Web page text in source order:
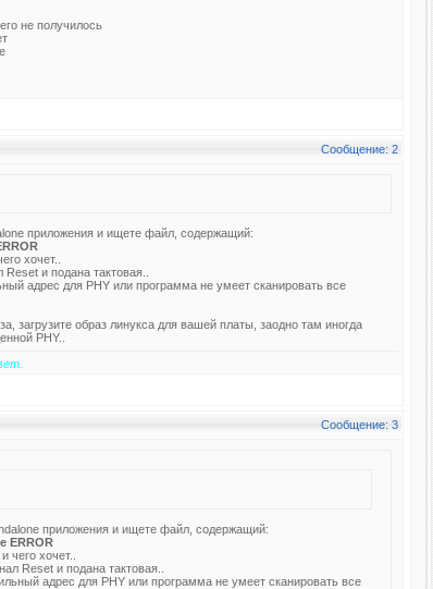
не получилось
Сообщение: 2
приложения и ищете файл, содержащий:
хочет..
и подана тактовая..
адрес для PHY или программа не умеет сканировать все
загрузите образ линукса для вашей платы, заодно там иногда
PHY..
Сообщение: 3
приложения и ищете файл, содержащий:
ERROR
чего хочет..
Reset и подана тактовая..
адрес для PHY или программа не умеет сканировать все